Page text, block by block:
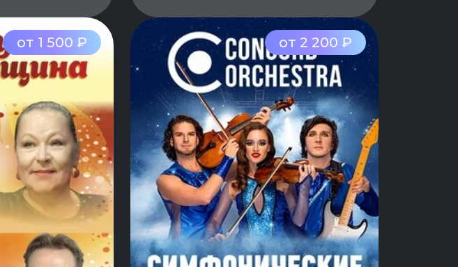
от 1 500 ₽ от 2 200 ₽